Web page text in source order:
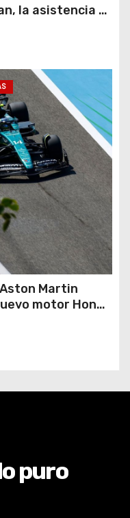
la asistencia a
se nos
Martin
motor Honda
puro